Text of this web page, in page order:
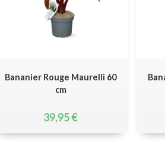
Bananier Rouge Maurelli 60
cm
39,95€